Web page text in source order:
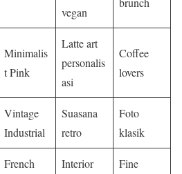
vegan
Minimalis
t Pink
Latte art
personalis
asi
Coffee
lovers
Vintage
Industrial
Suasana
retro
Foto
klasik
French
Interior
Fine